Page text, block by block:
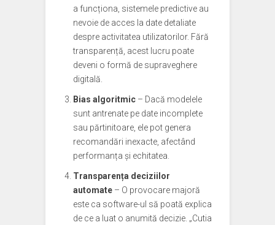
a funcționa, sistemele predictive au
nevoie de acces la date detaliate
despre activitatea utilizatorilor. Fără
transparență, acest lucru poate
deveni o formă de supraveghere
digitală.
Bias algoritmic – Dacă modelele
sunt antrenate pe date incomplete
sau părtinitoare, ele pot genera
recomandări inexacte, afectând
performanța și echitatea.
Transparența deciziilor
automate – O provocare majoră
este ca software-ul să poată explica
de ce a luat o anumită decizie. „Cutia